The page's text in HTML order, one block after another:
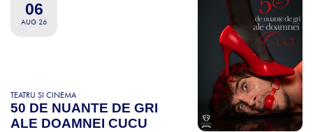
06
AUG 26
TEATRU ȘI CINEMA
50 DE NUANTE DE GRI
ALE DOAMNEI CUCU